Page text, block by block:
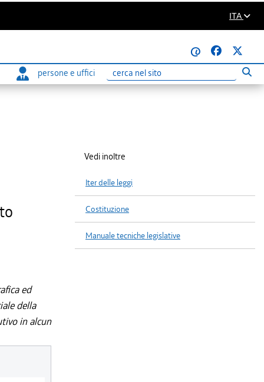
ITA
@
persone e uffici
Ricerca
ed
della
in alcun
Vedi inoltre
Iter delle leggi
Costituzione
Manuale tecniche legislative